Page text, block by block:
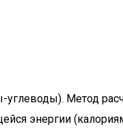
углеводы). Метод
энергии